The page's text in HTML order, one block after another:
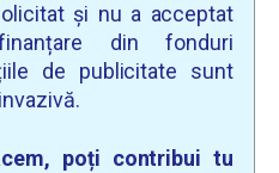
și nu a acceptat
din fonduri
de publicitate sunt
poți contribui tu